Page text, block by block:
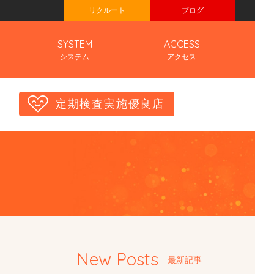
リクルート ブログ
SYSTEM
システム
ACCESS
アクセス
定期検査実施優良店
New Posts 最新記事